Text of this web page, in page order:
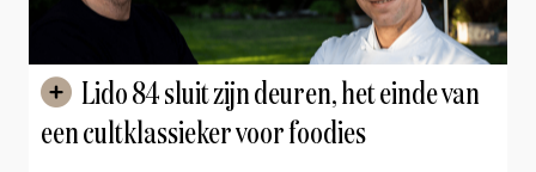
een cultklassieker voor foodies